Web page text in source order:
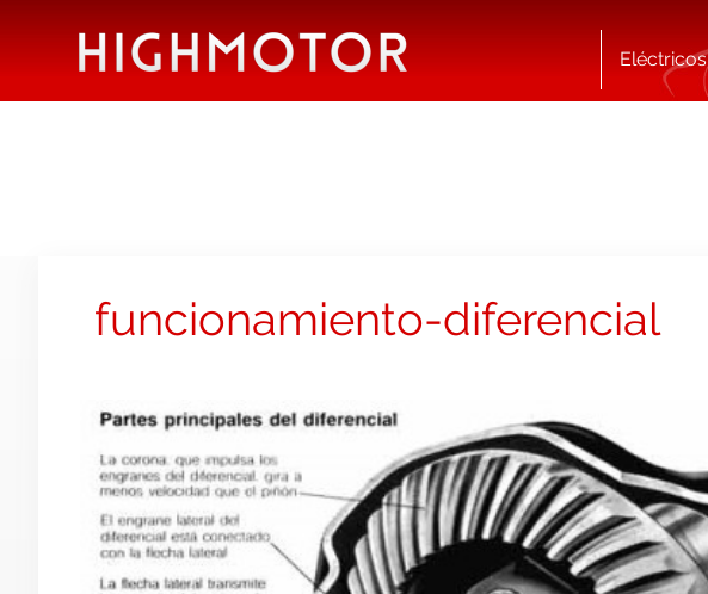
Eléctricos
funcionamiento-diferencial